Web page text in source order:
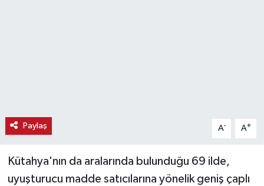
Paylaş A- A+
Kütahya'nın da aralarında bulunduğu 69 ilde,
uyuşturucu madde satıcılarına yönelik geniş çaplı
Siyaset
Spor